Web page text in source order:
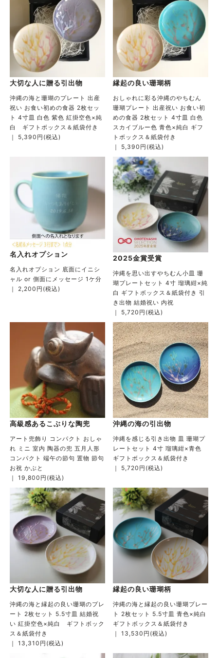
大切な人に贈る引出物
沖縄の海と珊瑚のプレート 出産
祝い お食い初めの食器 2枚セッ
ト 4寸皿 白色 紫色 紅掛空色×純
白 ギフトボックス＆紙袋付き
｜ 5,390円(税込)
縁起の良い珊瑚柄
おしゃれに彩る沖縄のやちむん
珊瑚プレート 出産祝い お食い初
めの食器 2枚セット 4寸皿 白色
スカイブルー色 青色×純白 ギフ
トボックス＆紙袋付き
｜ 5,390円(税込)
名入れオプション
名入れオプション 底面にイニシ
ャル or 側面にメッセージ 1ケ分
｜ 2,200円(税込)
2025金賞受賞
沖縄を思い出すやちむん小皿 珊
瑚プレートセット 4寸 瑠璃紺×純
白 ギフトボックス＆紙袋付き 引
き出物 結婚祝い 内祝
｜ 5,720円(税込)
高級感あるこぶりな陶兜
アート兜飾り コンパクト おしゃ
れ ミニ 室内 陶器の兜 五月人形
コンパクト 端午の節句 置物 節句
お祝 かぶと
｜ 19,800円(税込)
沖縄の海の引出物
沖縄を感じる引き出物 皿 珊瑚プ
レートセット 4寸 瑠璃紺×青色
ギフトボックス＆紙袋付き
｜ 5,720円(税込)
大切な人に贈る引出物
沖縄の海と縁起の良い珊瑚のプレ
ート 2枚セット 5.5寸皿 結婚祝
い 紅掛空色×純白 ギフトボック
ス＆紙袋付き
｜ 13,310円(税込)
縁起の良い珊瑚柄
沖縄の海と縁起の良い珊瑚プレー
ト 2枚セット 5.5寸皿 青色×純白
ギフトボックス＆紙袋付き
｜ 13,530円(税込)